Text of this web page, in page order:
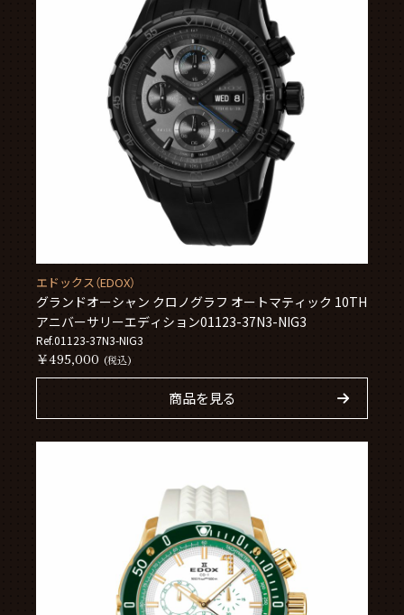
エドックス（EDOX）
グランドオーシャン クロノグラフ オートマティック 10TH
アニバーサリーエディション01123-37N3-NIG3
Ref.01123-37N3-NIG3
￥495,000 (税込)
商品を見る